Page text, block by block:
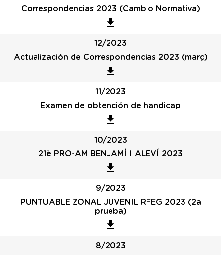
Correspondencias 2023 (Cambio Normativa)
12/2023
Actualización de Correspondencias 2023 (març)
11/2023
Examen de obtención de handicap
10/2023
21è PRO-AM BENJAMÍ I ALEVÍ 2023
9/2023
PUNTUABLE ZONAL JUVENIL RFEG 2023 (2a
prueba)
8/2023